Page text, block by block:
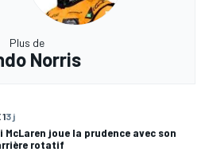
Plus de
Norris
3 j
McLaren joue la prudence avec son
rotatif